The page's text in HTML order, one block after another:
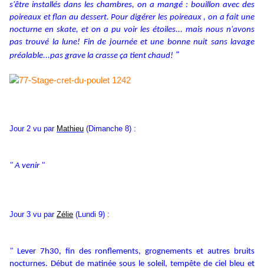
s'être installés dans les chambres, on a mangé : bouillon avec des
poireaux et flan au dessert.Pour digérer les poireaux , on a fait une
nocturne en skate, et on a pu voir les étoiles... mais nous n'avons
pas trouvé la lune! Fin de journée et une bonne nuit sans lavage
préalable...pas grave la crasse ça tient chaud! "
Jour 2 vu par Mathieu (Dimanche 8) :
" A venir "
Jour 3 vu par Zélie (Lundi 9) :
" Lever 7h30, fin des ronflements, grognements et autres bruits
nocturnes. Début de matinée sous le soleil, tempête de ciel bleu et